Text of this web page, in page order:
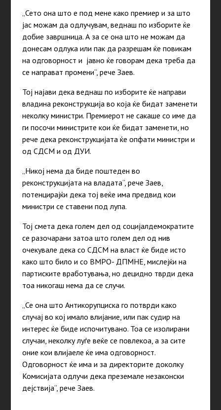
„Сето она што е под мене како премиер и за што
јас можам да одлучувам, веднаш по изборите ќе
добие завршница. А за се она што не можам да
донесам одлука или пак да разрешам ќе повикам
на одговорност и јавно ќе говорам дека треба да
се направат промени“, рече Заев.
Тој најави дека веднаш по изборите ќе направи
владина реконструкција во која ќе бидат заменети
неколку министри. Премиерот не сакаше со име да
ги посочи министрите кои ќе бидат заменети, но
рече дека реконструкцијата ќе опфати министри и
од СДСМ и од ДУИ.
„Никој нема да биде поштеден во
реконструкцијата на владата“, рече Заев,
потенцирајќи дека тој веќе има предвид кои
министри се ставени под лупа.
Тој смета дека голем дел од социјалдемократите
се разочарани затоа што голем дел од нив
очекувале дека со СДСМ на власт ќе биде исто
како што било и со ВМРО- ДПМНЕ, мислејќи на
партиските вработувања, но децидно тврди дека
тоа никогаш нема да се случи.
„Се она што Антикорупциска го потврди како
случај во кој имало влијание, или пак судир на
интерес ќе биде испочитувано. Тоа се изолирани
случаи, неколку луѓе веќе се повлекоа, а за сите
оние кои влијаеле ќе има одговорност.
Одговорност ќе има и за директорите доколку
Комисијата одлучи дека преземале незаконски
дејствија“, рече Заев.